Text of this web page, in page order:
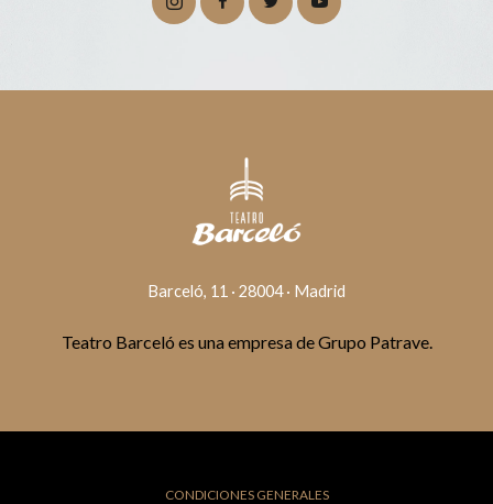
Barceló, 11 · 28004 · Madrid
Teatro Barceló es una empresa de Grupo Patrave.
CONDICIONES GENERALES